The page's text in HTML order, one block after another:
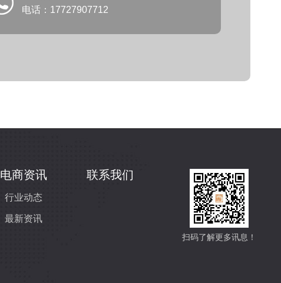
电话：17727907712
电商资讯
行业动态
最新资讯
联系我们
扫码了解更多讯息！